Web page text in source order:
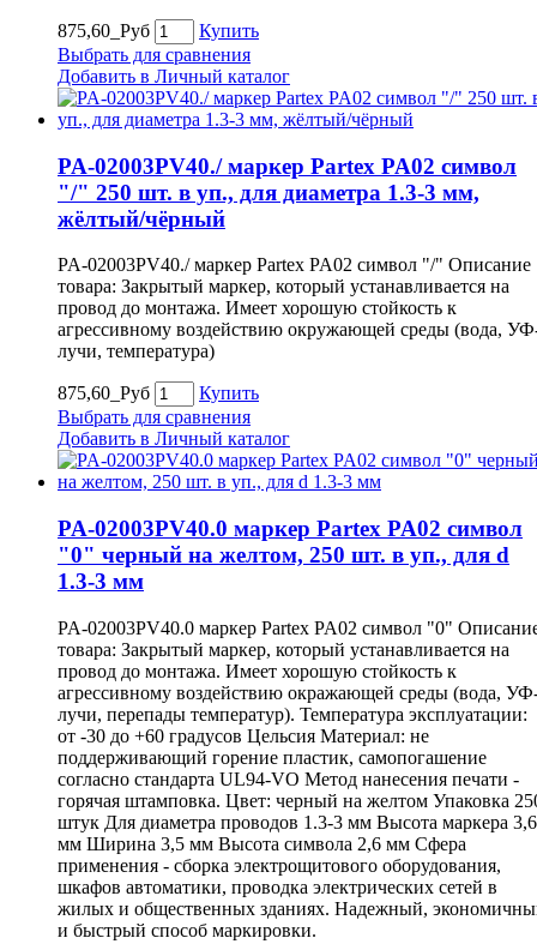
875,60_Руб
Купить
Выбрать для сравнения
Добавить в Личный каталог
PA-02003PV40./ маркер Partex PA02 символ
"/" 250 шт. в уп., для диаметра 1.3-3 мм,
жёлтый/чёрный
PA-02003PV40./ маркер Partex PA02 символ "/" Описание
товара: Закрытый маркер, который устанавливается на
провод до монтажа. Имеет хорошую стойкость к
агрессивному воздействию окружающей среды (вода,
лучи, температура)
875,60_Руб
Купить
Выбрать для сравнения
Добавить в Личный каталог
PA-02003PV40.0 маркер Partex PA02 символ
"0" черный на желтом, 250 шт. в уп., для d
1.3-3 мм
PA-02003PV40.0 маркер Partex PA02 символ "0"
товара: Закрытый маркер, который устанавливается на
провод до монтажа. Имеет хорошую стойкость к
агрессивному воздействию окражающей среды (вода,
лучи, перепады температур). Температура эксплуатации:
от -30 до +60 градусов Цельсия Материал: не
поддерживающий горение пластик, самопогашение
согласно стандарта UL94-VO Метод нанесения печати -
горячая штамповка. Цвет: черный на желтом Упаковка
штук Для диаметра проводов 1.3-3 мм Высота маркера 3,6
мм Ширина 3,5 мм Высота символа 2,6 мм Сфера
применения - сборка электрощитового оборудования,
шкафов автоматики, проводка электрических сетей в
жилых и общественных зданиях. Надежный,
и быстрый способ маркировки.